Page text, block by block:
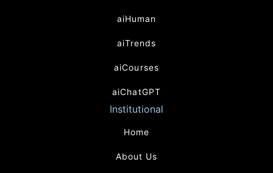
aiHuman
aiTrends
aiCourses
aiChatGPT
Institutional
Home
About Us